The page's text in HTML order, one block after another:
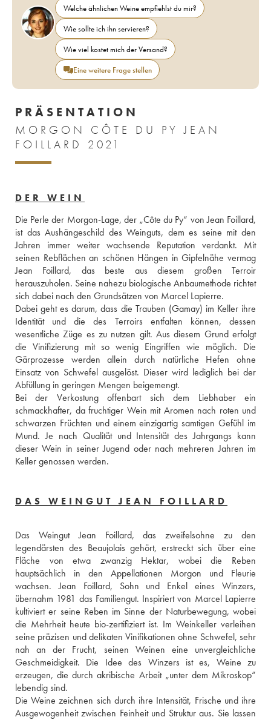
Welche ähnlichen Weine empfiehlst du mir?
Wie sollte ich ihn servieren?
Wie viel kostet mich der Versand?
Eine weitere Frage stellen
PRÄSENTATION
MORGON CÔTE DU PY JEAN
FOILLARD 2021
DER WEIN
Die Perle der Morgon-Lage, der „Côte du Py“ von Jean Foillard,
ist das Aushängeschild des Weinguts, dem es seine mit den
Jahren immer weiter wachsende Reputation verdankt. Mit
seinen Rebflächen an schönen Hängen in Gipfelnähe vermag
Jean Foillard, das beste aus diesem großen Terroir
herauszuholen. Seine nahezu biologische Anbaumethode richtet
sich dabei nach den Grundsätzen von Marcel Lapierre.
Dabei geht es darum, dass die Trauben (Gamay) im Keller ihre
Identität und die des Terroirs entfalten können, dessen
wesentliche Züge es zu nutzen gilt. Aus diesem Grund erfolgt
die Vinifizierung mit so wenig Eingriffen wie möglich. Die
Gärprozesse werden allein durch natürliche Hefen ohne
Einsatz von Schwefel ausgelöst. Dieser wird lediglich bei der
Abfüllung in geringen Mengen beigemengt.
Bei der Verkostung offenbart sich dem Liebhaber ein
schmackhafter, da fruchtiger Wein mit Aromen nach roten und
schwarzen Früchten und einem einzigartig samtigen Gefühl im
Mund. Je nach Qualität und Intensität des Jahrgangs kann
dieser Wein in seiner Jugend oder nach mehreren Jahren im
Keller genossen werden.
DAS WEINGUT JEAN FOILLARD
Das Weingut Jean Foillard, das zweifelsohne zu den
legendärsten des Beaujolais gehört, erstreckt sich über eine
Fläche von etwa zwanzig Hektar, wobei die Reben
hauptsächlich in den Appellationen Morgon und Fleurie
wachsen. Jean Foillard, Sohn und Enkel eines Winzers,
übernahm 1981 das Familiengut. Inspiriert von Marcel Lapierre
kultiviert er seine Reben im Sinne der Naturbewegung, wobei
die Mehrheit heute bio-zertifiziert ist. Im Weinkeller verleihen
seine präzisen und delikaten Vinifikationen ohne Schwefel, sehr
nah an der Frucht, seinen Weinen eine unvergleichliche
Geschmeidigkeit. Die Idee des Winzers ist es, Weine zu
erzeugen, die durch akribische Arbeit „unter dem Mikroskop“
lebendig sind.
Die Weine zeichnen sich durch ihre Intensität, Frische und ihre
Ausgewogenheit zwischen Feinheit und Struktur aus. Sie lassen